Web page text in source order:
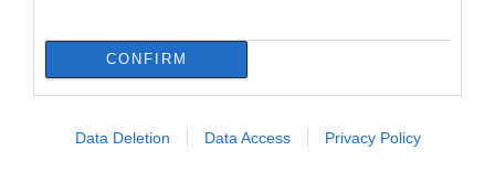
CONFIRM
Data Deletion Data Access Privacy Policy
Χάος στην Εύβοια: Ουρά
χιλιομέτρων μέσα στον Αύγουστο
– «Κινδυνεύουμε να χάσουμε το
πλοίο!»